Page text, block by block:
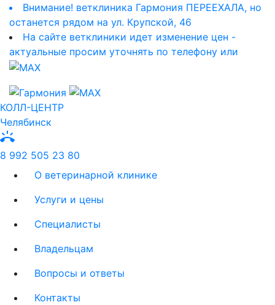
Внимание! ветклиника Гармония ПЕРЕЕХАЛА, но
останется рядом на ул. Крупской, 46
На сайте ветклиники идет изменение цен -
актуальные просим уточнять по телефону или
КОЛЛ-ЦЕНТР
Челябинск
ring_volume
8 992 505 23 80
О ветеринарной клинике
Услуги и цены
Специалисты
Владельцам
Вопросы и ответы
Контакты